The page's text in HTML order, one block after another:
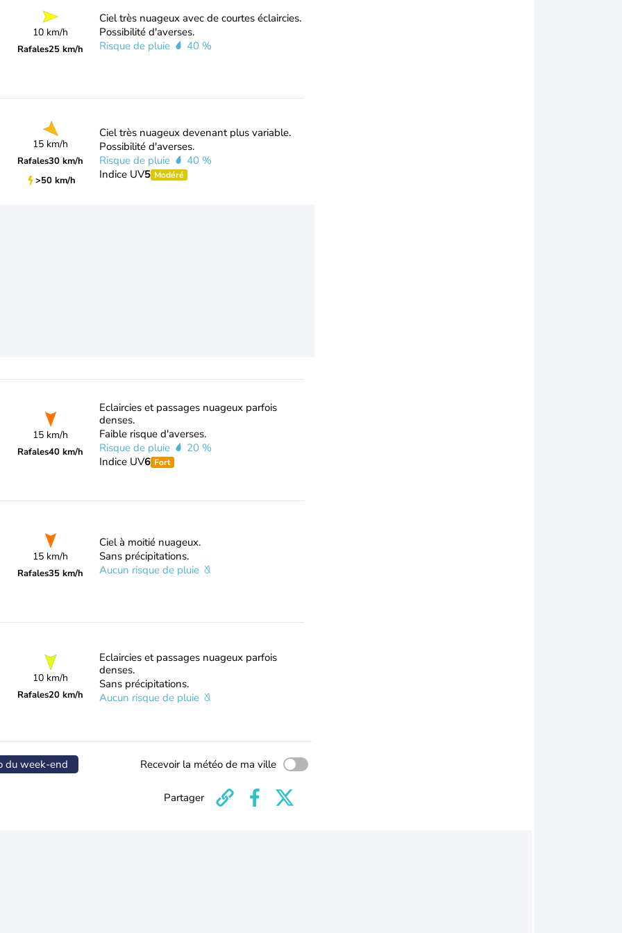
10 km/h
Rafales25 km/h
Ciel très nuageux avec de courtes éclaircies.
Possibilité d'averses.
Risque de pluie
40 %
15 km/h
Rafales30 km/h
>50 km/h
Ciel très nuageux devenant plus variable.
Possibilité d'averses.
Risque de pluie
40 %
Indice UV5 Modéré
15 km/h
Rafales40 km/h
Eclaircies et passages nuageux parfois
denses.
Faible risque d'averses.
Risque de pluie
20 %
Indice UV6 Fort
15 km/h
Rafales35 km/h
Ciel à moitié nuageux.
Sans précipitations.
Aucun risque de pluie
10 km/h
Rafales20 km/h
Eclaircies et passages nuageux parfois
denses.
Sans précipitations.
Aucun risque de pluie
du week-end Recevoir la météo de ma ville
Partager